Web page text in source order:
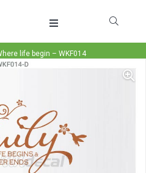
life begin – WKF014